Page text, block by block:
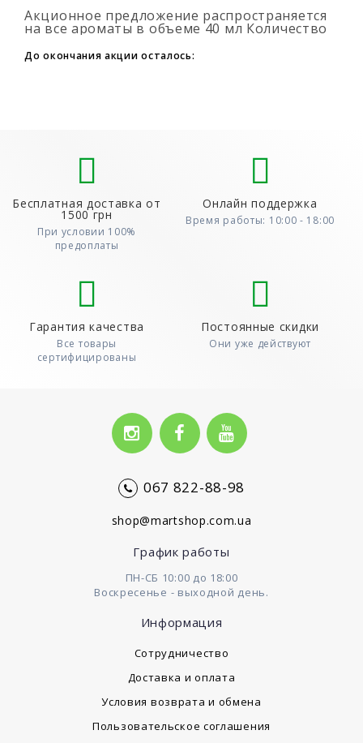
Акционное предложение распространяется
на все ароматы в объеме 40 мл Количество
9+3) Для того, что бы воспользовать..
До окончания акции осталось:
Бесплатная доставка от
1500 грн
При условии 100%
предоплаты
Онлайн поддержка
Время работы: 10:00 - 18:00
Гарантия качества
Все товары
сертифицированы
Постоянные скидки
Они уже действуют
067 822-88-98
shop@martshop.com.ua
График работы
ПН-СБ 10:00 до 18:00
Воскресенье - выходной день.
Информация
Сотрудничество
Доставка и оплата
Условия возврата и обмена
Пользовательское соглашения